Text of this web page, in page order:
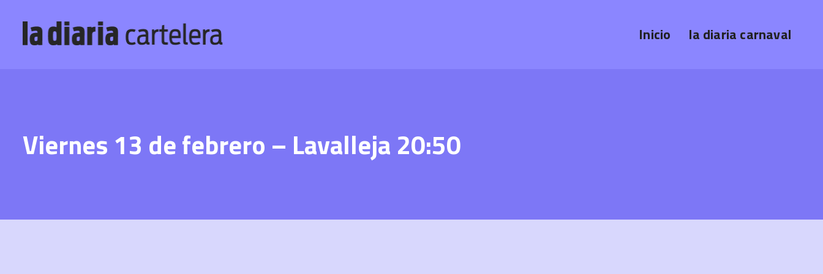
Inicio la diaria carnaval
Viernes 13 de febrero – Lavalleja 20:50